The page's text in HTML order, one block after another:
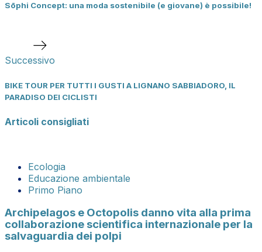
Sōphi Concept: una moda sostenibile (e giovane) è possibile!
Successivo
BIKE TOUR PER TUTTI I GUSTI A LIGNANO SABBIADORO, IL
PARADISO DEI CICLISTI
Articoli consigliati
Ecologia
Educazione ambientale
Primo Piano
Archipelagos e Octopolis danno vita alla prima
collaborazione scientifica internazionale per la
salvaguardia dei polpi